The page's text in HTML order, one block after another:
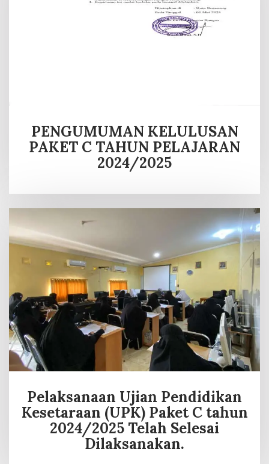
PENGUMUMAN KELULUSAN
PAKET C TAHUN PELAJARAN
2024/2025
Pelaksanaan Ujian Pendidikan
Kesetaraan (UPK) Paket C tahun
2024/2025 Telah Selesai
Dilaksanakan.